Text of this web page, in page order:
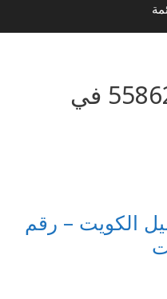
رقم تاكسي 55862525 في
الكويت – رقم